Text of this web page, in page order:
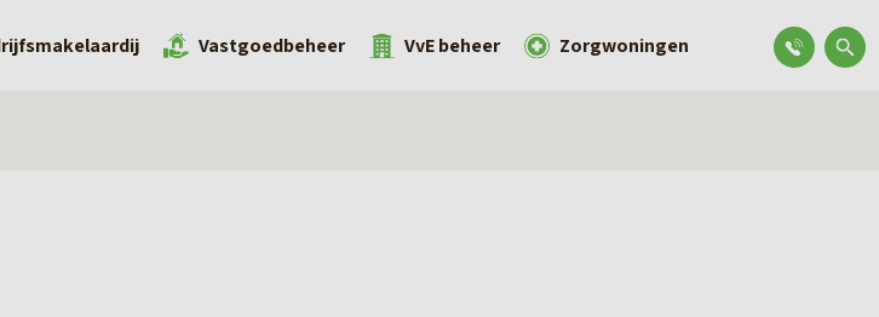
Vastgoedbeheer VvE beheer Zorgwoningen